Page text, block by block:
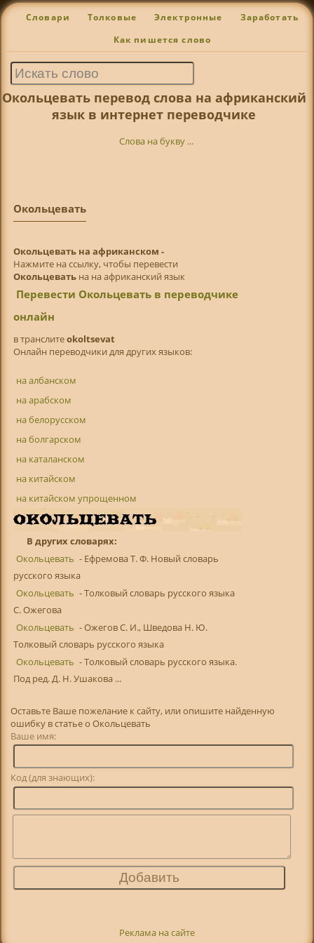
Словари Толковые Электронные Заработать
Как пишется слово
Окольцевать перевод слова на африканский
язык в интернет переводчике
Слова на букву ...
Окольцевать
Окольцевать на африканском -
Нажмите на ссылку, чтобы перевести
Окольцеватьна на африканский язык
Перевести Окольцевать в переводчике
онлайн
в транслитeokoltsevat
Онлайн переводчики для других языков:
на албанском
на арабском
на белорусском
на болгарском
на каталанском
на китайском
на китайском упрощенном
В других словарях:
Окольцевать - Ефремова Т. Ф. Новый словарь
русского языка
Окольцевать - Толковый словарь русского языка
С. Ожегова
Окольцевать - Ожегов С. И., Шведова Н. Ю.
Толковый словарь русского языка
Окольцевать - Толковый словарь русского языка.
Под ред. Д. Н. Ушакова ...
Оставьте Ваше пожелание к сайту, или опишите найденную
ошибку в статье о Окольцевать
Ваше имя:
Код (для знающих):
Реклама на сайте